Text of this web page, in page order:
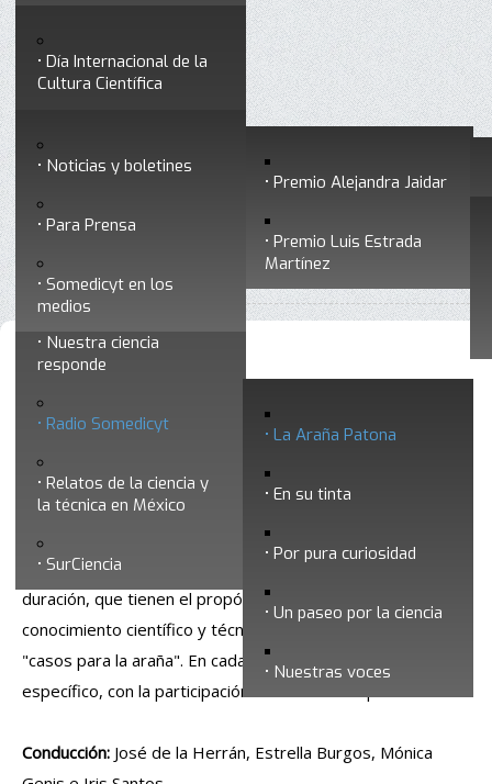
profesionales
Premios a divulgadores Premio Alejandra Jaidar
Premio Luis Estrada
Martínez
formar divulgadores
Día Internacional de la
Cultura Científica
Ciencia y Tecnología
Nuestra ciencia
responde
Radio Somedicyt La Araña Patona
En su tinta
Por pura curiosidad
Un paseo por la ciencia
Nuestras voces
Relatos de la ciencia y
la técnica en México
SurCiencia
Noticias y boletines
Para Prensa
Somedicyt en los
medios
Contacto
Radio Somedicyt
•
La Araña Patona
Esta serie está integrada por programas de 25 minutos de
duración, que tienen el propósito de acercar al público al
conocimiento científico y técnico, a través de supuestos
"casos para la araña". En cada programa se aborda un caso
específico, con la participación de distintos especialistas.
Conducción: José de la Herrán, Estrella Burgos, Mónica